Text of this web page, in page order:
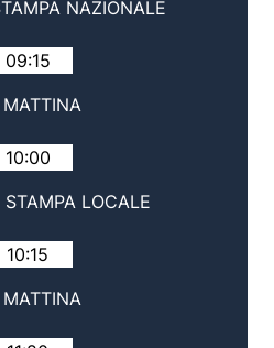
NAZIONALE
09:15
10:00
STAMPA LOCALE
10:15